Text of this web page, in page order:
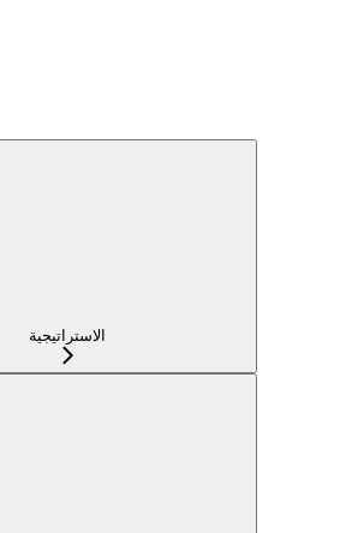
الاستراتيجية